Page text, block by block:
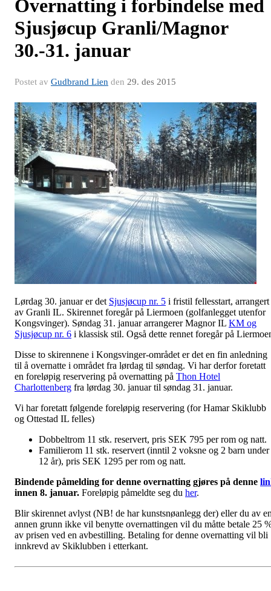
Overnatting i forbindelse med
Sjusjøcup Granli/Magnor
30.-31. januar
Postet av Gudbrand Lien den 29. des 2015
Lørdag 30. januar er det Sjusjøcup nr. 5 i fristil fellesstart, arrangert
av Granli IL. Skirennet foregår på Liermoen (golfanlegget utenfor
Kongsvinger). Søndag 31. januar arrangerer Magnor IL KM og
Sjusjøcup nr. 6 i klassisk stil. Også dette rennet foregår på
Disse to skirennene i Kongsvinger-området er det en fin anledning
til å overnatte i området fra lørdag til søndag. Vi har derfor foretatt
en foreløpig reservering på overnatting på Thon Hotel
Charlottenberg fra lørdag 30. januar til søndag 31. januar.
Vi har foretatt følgende foreløpig reservering (for Hamar Skiklubb
og Ottestad IL felles)
Dobbeltrom 11 stk. reservert, pris SEK 795 per rom og natt.
Familierom 11 stk. reservert (inntil 2 voksne og 2 barn under
12 år), pris SEK 1295 per rom og natt.
Bindende påmelding for denne overnatting gjøres på denne
innen 8. januar. Foreløpig påmeldte seg du her.
Blir skirennet avlyst (NB! de har kunstsnøanlegg der) eller du av
annen grunn ikke vil benytte overnattingen vil du måtte betale 25
av prisen ved en avbestilling. Betaling for denne overnatting vil bli
innkrevd av Skiklubben i etterkant.